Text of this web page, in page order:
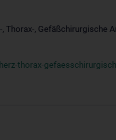
, Gefäßchirurgische
thorax-